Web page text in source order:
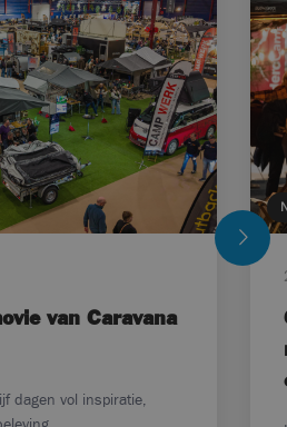
van Caravana
dagen vol inspiratie,